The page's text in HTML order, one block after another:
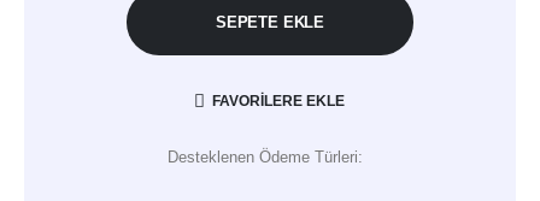
SEPETE EKLE
FAVORILERE EKLE
Desteklenen Ödeme Türleri: